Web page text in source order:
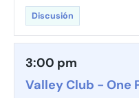
Discusión
3:00 pm
Valley Club - One